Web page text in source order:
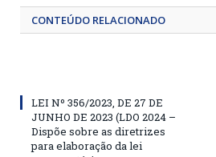
CONTEÚDO RELACIONADO
LEI Nº 356/2023, DE 27 DE
JUNHO DE 2023 (LDO 2024 –
Dispõe sobre as diretrizes
para elaboração da lei